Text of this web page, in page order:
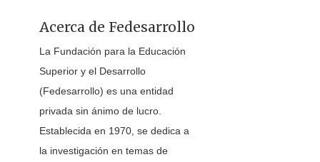
Acerca de Fedesarrollo
La Fundación para la Educación
Superior y el Desarrollo
(Fedesarrollo) es una entidad
privada sin ánimo de lucro.
Establecida en 1970, se dedica a
la investigación en temas de